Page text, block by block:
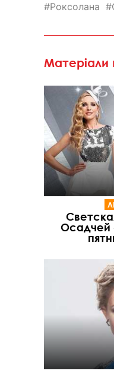
Роксолана
Матеріали
Осадчей